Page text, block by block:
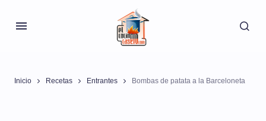
Inicio Recetas Entrantes Bombas de patata a la Barceloneta